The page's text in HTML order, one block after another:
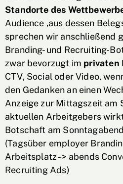
Standorte des
Audience ,aus dessen
sprechen wir anschließend
Branding- und Recruiting-
zwar bevorzugt im privaten
CTV, Social oder Video,
den Gedanken an einen
Anzeige zur Mittagszeit am
aktuellen Arbeitgebers
Botschaft am
(Tagsüber employer
Arbeitsplatz -> abends
Recruiting Ads)